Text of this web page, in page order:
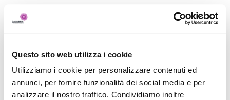
Questo sito web utilizza i cookie
Utilizziamo i cookie per personalizzare contenuti ed
annunci, per fornire funzionalità dei social media e per
analizzare il nostro traffico. Condividiamo inoltre